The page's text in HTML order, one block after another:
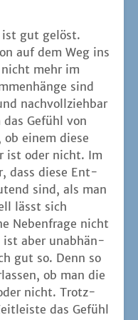
ist gut gelöst.
auf dem Weg ins
mehr im
sind
nach­voll­zieh­bar
Gefühl von
einem die­se
ist oder nicht. Im
dass die­se Ent­
sind, als man
lässt sich
Neben­fra­ge nicht
ist aber unab­hän­
gut so. Denn so
ob man die
nicht. Trotz­
das Gefühl